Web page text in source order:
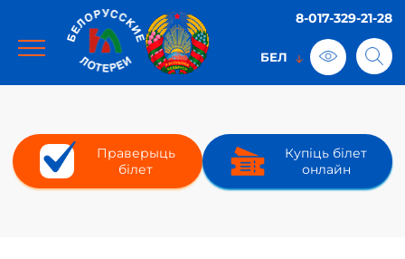
8-017-329-21-28
Праверыць
білет
Купіць білет
онлайн